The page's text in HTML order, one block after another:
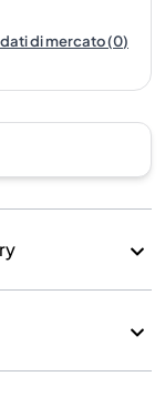
dati di mercato(0)